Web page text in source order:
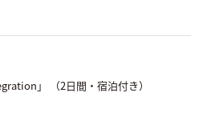
」 （2日間・宿泊付き）